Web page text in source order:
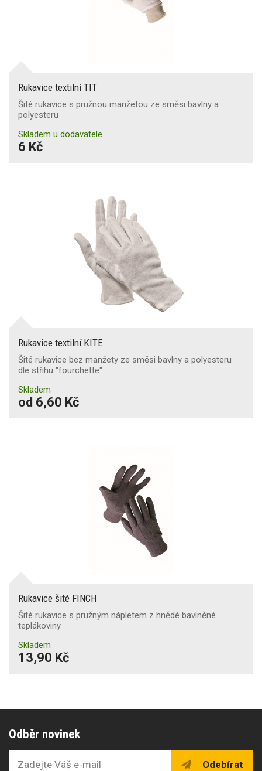
Rukavice textilní TIT
Šité rukavice s pružnou manžetou ze směsi bavlny a
polyesteru
Skladem u dodavatele
6 Kč
Rukavice textilní KITE
Šité rukavice bez manžety ze směsi bavlny a polyesteru
dle střihu "fourchette"
Skladem
od 6,60 Kč
Rukavice šité FINCH
Šité rukavice s pružným nápletem z hnědé bavlněné
teplákoviny
Skladem
13,90 Kč
Odběr novinek
Odebírat